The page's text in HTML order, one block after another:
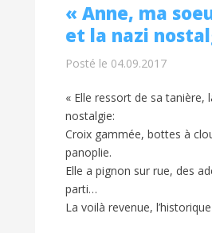
« Anne, ma
et la nazi
Posté le 04.09.2017
« Elle ressort de sa tanière,
nostalgie:
Croix gammée, bottes à
panoplie.
Elle a pignon sur rue, des
parti…
La voilà revenue,